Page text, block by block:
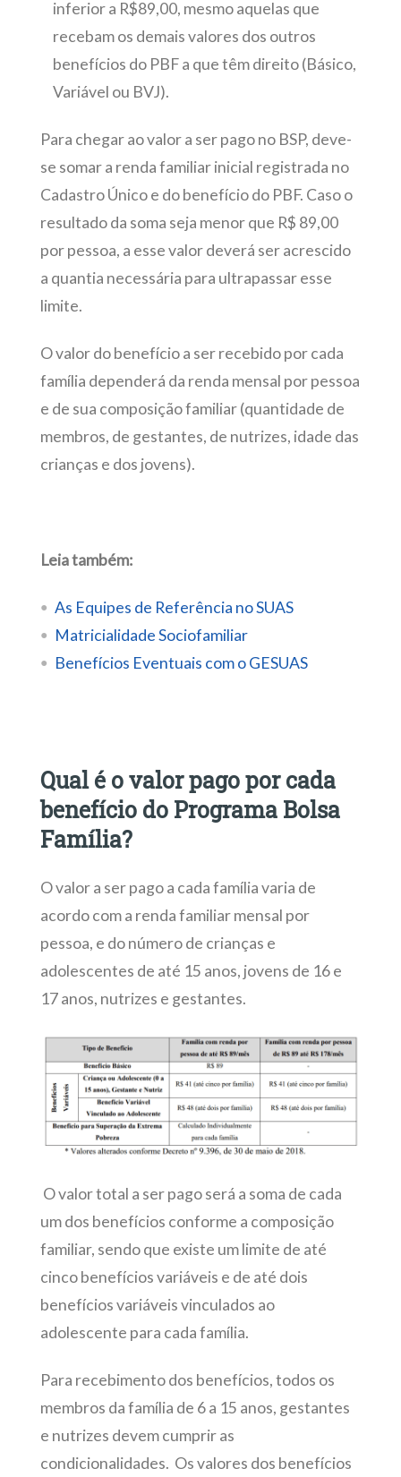
inferior a R$89,00, mesmo aquelas que
recebam os demais valores dos outros
benefícios do PBF a que têm direito (Básico,
Variável ou BVJ).
Para chegar ao valor a ser pago no BSP, deve-
se somar a renda familiar inicial registrada no
Cadastro Único e do benefício do PBF. Caso o
resultado da soma seja menor que R$ 89,00
por pessoa, a esse valor deverá ser acrescido
a quantia necessária para ultrapassar esse
limite.
O valor do benefício a ser recebido por cada
família dependerá da renda mensal por pessoa
e de sua composição familiar (quantidade de
membros, de gestantes, de nutrizes, idade das
crianças e dos jovens).
Leia também:
As Equipes de Referência no SUAS
Matricialidade Sociofamiliar
Benefícios Eventuais com o GESUAS
Qual é o valor pago por cada
benefício do Programa Bolsa
Família?
O valor a ser pago a cada família varia de
acordo com a renda familiar mensal por
pessoa, e do número de crianças e
adolescentes de até 15 anos, jovens de 16 e
17 anos, nutrizes e gestantes.
O valor total a ser pago será a soma de cada
um dos benefícios conforme a composição
familiar, sendo que existe um limite de até
cinco benefícios variáveis e de até dois
benefícios variáveis vinculados ao
adolescente para cada família.
Para recebimento dos benefícios, todos os
membros da família de 6 a 15 anos, gestantes
e nutrizes devem cumprir as
condicionalidades. Os valores dos benefícios